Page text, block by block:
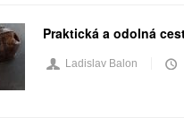
Praktická a odolná
Ladislav Balon